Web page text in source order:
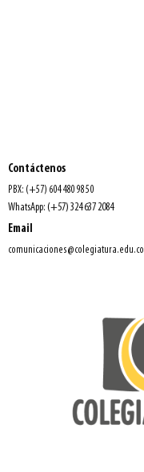
Contáctenos
PBX: (+57) 604 480 98 50
WhatsApp: (+57) 324 637 2084
Email
comunicaciones@colegiatura.edu.co